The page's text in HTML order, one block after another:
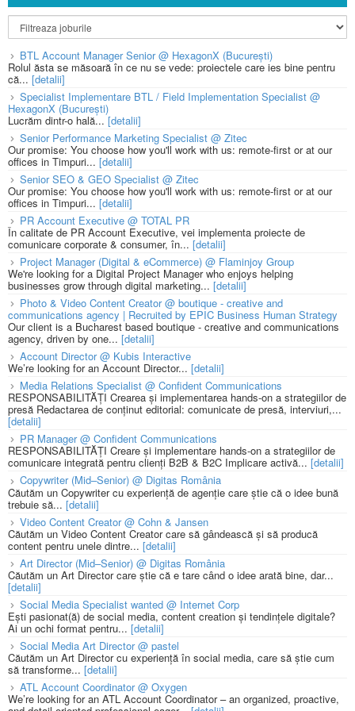
BTL Account Manager Senior @ HexagonX (București)
Rolul ăsta se măsoară în ce nu se vede: proiectele care ies bine pentru
că... [detalii]
Specialist Implementare BTL / Field Implementation Specialist @
HexagonX (București)
Lucrăm dintr-o hală...[detalii]
Senior Performance Marketing Specialist @ Zitec
Our promise: You choose how you'll work with us: remote-first or at our
offices in Timpuri... [detalii]
Senior SEO & GEO Specialist @ Zitec
Our promise: You choose how you'll work with us: remote-first or at our
offices in Timpuri... [detalii]
PR Account Executive @ TOTAL PR
În calitate de PR Account Executive, vei implementa proiecte de
comunicare corporate & consumer, în... [detalii]
Project Manager (Digital & eCommerce) @ Flaminjoy Group
We're looking for a Digital Project Manager who enjoys helping
businesses grow through digital marketing... [detalii]
Photo & Video Content Creator @ boutique - creative and
communications agency | Recruited by EPIC Business Human Strategy
Our client is a Bucharest based boutique - creative and communications
agency, driven by one... [detalii]
Account Director @ Kubis Interactive
We’re looking for an Account Director... [detalii]
Media Relations Specialist @ Confident Communications
RESPONSABILITĂȚI Crearea și implementarea hands-on a strategiilor de
presă Redactarea de conținut editorial: comunicate de presă, interviuri,...
[detalii]
PR Manager @ Confident Communications
RESPONSABILITĂȚI Creare și implementare hands-on a strategiilor de
comunicare integrată pentru clienți B2B & B2C Implicare activă... [detalii]
Copywriter (Mid–Senior) @ Digitas România
Căutăm un Copywriter cu experiență de agenție care știe că o idee bună
trebuie să... [detalii]
Video Content Creator @ Cohn & Jansen
Căutăm un Video Content Creator care să gândească și să producă
content pentru unele dintre... [detalii]
Art Director (Mid–Senior) @ Digitas România
Căutăm un Art Director care știe că e tare când o idee arată bine, dar...
[detalii]
Social Media Specialist wanted @ Internet Corp
Ești pasionat(ă) de social media, content creation și tendințele digitale?
Ai un ochi format pentru... [detalii]
Social Media Art Director @ pastel
Căutăm un Art Director cu experiență în social media, care să știe cum
să transforme... [detalii]
ATL Account Coordinator @ Oxygen
We’re looking for an ATL Account Coordinator – an organized, proactive,